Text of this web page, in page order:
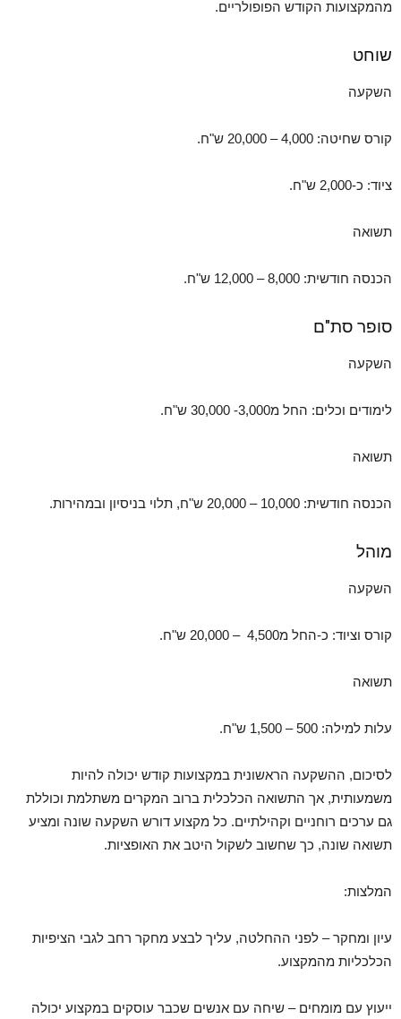
מהמקצועות הקודש הפופולריים.
שוחט
השקעה
קורס שחיטה: 4,000 – 20,000 ש"ח.
ציוד: כ-2,000 ש"ח.
תשואה
הכנסה חודשית: 8,000 – 12,000 ש"ח.
סופר סת"ם
השקעה
לימודים וכלים: החל מ3,000- 30,000 ש"ח.
תשואה
הכנסה חודשית: 10,000 – 20,000 ש"ח, תלוי בניסיון ובמהירות.
מוהל
השקעה
קורס וציוד: כ-החל מ4,500 – 20,000 ש"ח.
תשואה
עלות למילה: 500 – 1,500 ש"ח.
לסיכום, ההשקעה הראשונית במקצועות קודש יכולה להיות
משמעותית, אך התשואה הכלכלית ברוב המקרים משתלמת וכוללת
גם ערכים רוחניים וקהילתיים. כל מקצוע דורש השקעה שונה ומציע
תשואה שונה, כך שחשוב לשקול היטב את האופציות.
המלצות:
עיון ומחקר – לפני ההחלטה, עליך לבצע מחקר רחב לגבי הציפיות
הכלכליות מהמקצוע.
ייעוץ עם מומחים – שיחה עם אנשים שכבר עוסקים במקצוע יכולה